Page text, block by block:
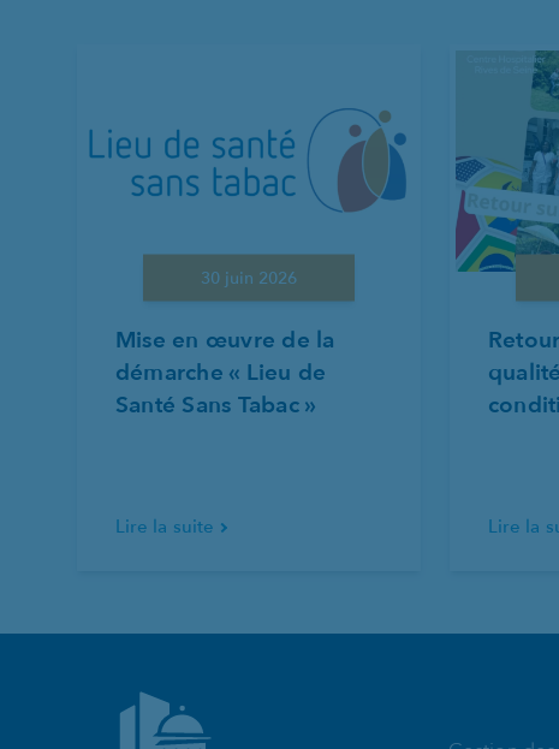
30 juin 2026
Mise en œuvre de la
démarche « Lieu de
Santé Sans Tabac »
Lire la suite Lire la